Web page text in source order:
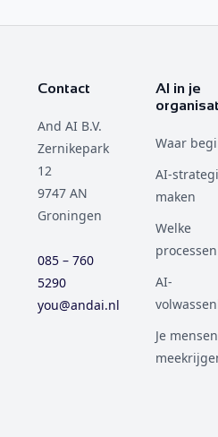
mensen bepalen of
Contact
And AI B.V.
Zernikepark
12
9747 AN
Groningen
085 – 760
5290
you@andai.nl
AI in je
Waar
AI-
maken
Welke
processen
AI-
Je mensen